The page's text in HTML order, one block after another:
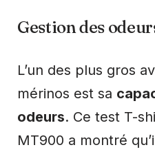
Gestion des
L’un des plus gros
mérinos est sa
odeurs. Ce test T-
MT900 a montré